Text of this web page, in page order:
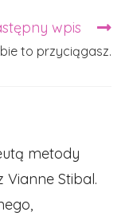
wpis
to przyciągasz.
metody
Vianne Stibal.